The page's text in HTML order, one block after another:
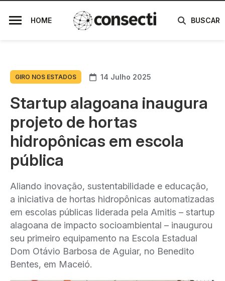
HOME BUSCAR
GIRO NOS ESTADOS 14 Julho 2025
Startup alagoana inaugura
projeto de hortas
hidropônicas em escola
pública
Aliando inovação, sustentabilidade e educação,
a iniciativa de hortas hidropônicas automatizadas
em escolas públicas liderada pela Amitis – startup
alagoana de impacto socioambiental – inaugurou
seu primeiro equipamento na Escola Estadual
Dom Otávio Barbosa de Aguiar, no Benedito
Bentes, em Maceió.